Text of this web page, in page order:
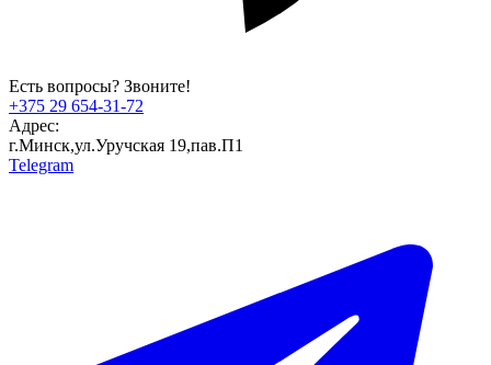
Есть вопросы? Звоните!
+375 29 654-31-72
Адрес:
г.Минск,ул.Уручская 19,пав.П1
Telegram